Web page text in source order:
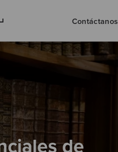
Contáctanos
de